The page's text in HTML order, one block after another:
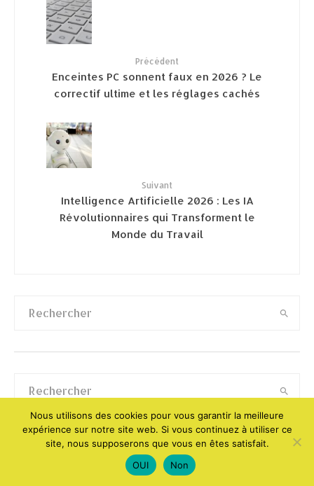
Précédent
Enceintes PC sonnent faux en 2026 ? Le
correctif ultime et les réglages cachés
Suivant
Intelligence Artificielle 2026 : Les IA
Révolutionnaires qui Transforment le
Monde du Travail
Nous utilisons des cookies pour vous garantir la meilleure
expérience sur notre site web. Si vous continuez à utiliser ce
site, nous supposerons que vous en êtes satisfait.
OUI
Non